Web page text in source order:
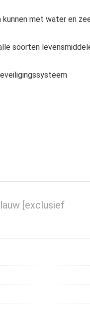
met water en
soorten
[exclusief